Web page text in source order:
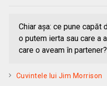
Chiar aşa: ce pune capăt
o putem ierta sau care a
care o aveam în
Cuvintele lui Jim Morrison